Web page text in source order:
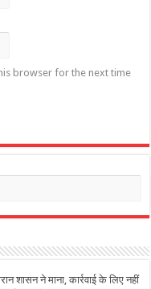
browser for the next time
शासन ने माना, कार्रवाई के लिए नहीं